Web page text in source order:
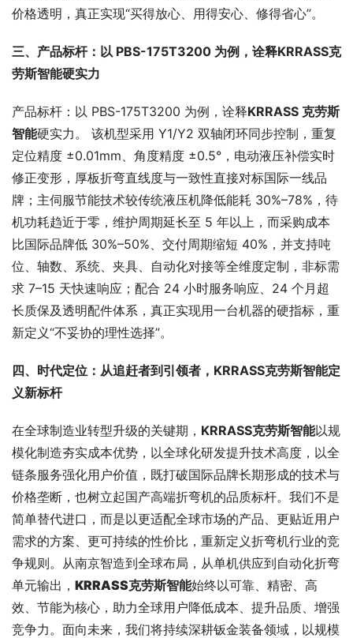
价格透明，真正实现“买得放心、用得安心、修得省心”。
三、产品标杆：以 PBS-175T3200 为例，诠释KRRASS克
劳斯智能硬实力
产品标杆：以 PBS-175T3200 为例，诠释KRRASS 克劳斯
智能硬实力。 该机型采用 Y1/Y2 双轴闭环同步控制，重复
定位精度 ±0.01mm、角度精度 ±0.5°，电动液压补偿实时
修正变形，厚板折弯直线度与一致性直接对标国际一线品
牌；主伺服节能技术较传统液压机降低能耗 30%–78%，待
机功耗趋近于零，维护周期延长至 5 年以上，而采购成本
比国际品牌低 30%–50%、交付周期缩短 40%，并支持吨
位、轴数、系统、夹具、自动化对接等全维度定制，非标需
求 7–15 天快速响应；配合 24 小时服务响应、24 个月超
长质保及透明配件体系，真正实现用一台机器的硬指标，重
新定义“不妥协的理性选择”。
四、时代定位：从追赶者到引领者， KRRASS克劳斯智能定
义新标杆
在全球制造业转型升级的关键期， KRRASS克劳斯智能以规
模化制造夯实成本优势，以全球化研发提升技术高度，以全
链条服务强化用户价值，既打破国际品牌长期形成的技术与
价格垄断，也树立起国产高端折弯机的品质标杆。我们不是
简单替代进口，而是以更适配全球市场的产品、更贴近用户
需求的方案、更可持续的性价比，重新定义折弯机行业的竞
争规则。从南京智造到全球布局，从单机供应到自动化折弯
单元输出， KRRASS克劳斯智能始终以可靠、精密、高
效、节能为核心，助力全球用户降低成本、提升品质、增强
竞争力。面向未来，我们将持续深耕钣金装备领域，以规模